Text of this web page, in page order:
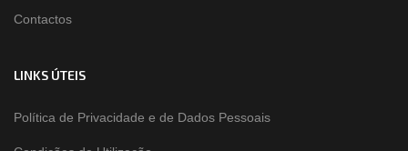
Contactos
LINKS ÚTEIS
Política de Privacidade e de Dados Pessoais